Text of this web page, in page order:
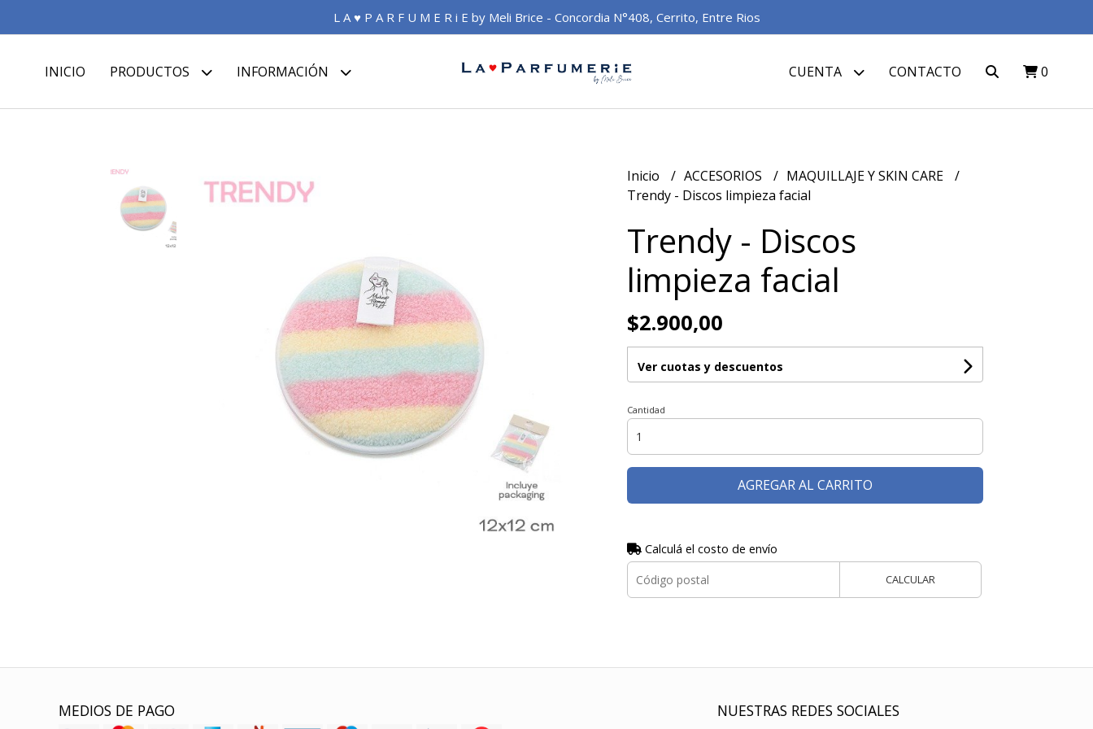
L A ♥ P A R F U M E R i E by Meli Brice - Concordia N°408, Cerrito, Entre Rios
INICIO PRODUCTOS INFORMACIÓN CUENTA CONTACTO 0
Inicio ACCESORIOS
MAQUILLAJE Y SKIN CARE
Trendy - Discos limpieza facial
Trendy - Discos
limpieza facial
$2.900,00
Ver cuotas y descuentos
Cantidad
AGREGAR AL CARRITO
Calculá el costo de envío
CALCULAR
MEDIOS DE PAGO NUESTRAS REDES SOCIALES